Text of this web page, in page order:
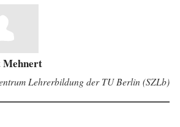
Mehnert
Lehrerbildung der TU Berlin (SZLb)